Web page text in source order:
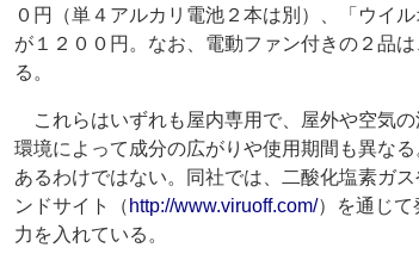
０円（単４アルカリ電池２本は別）、「ウイ
が１２００円。なお、電動ファン付きの２品
る。
これらはいずれも屋内専用で、屋外や空気
環境によって成分の広がりや使用期間も異な
あるわけではない。同社では、二酸化塩素ガ
ンドサイト（ http://www.viruoff.com/）を通じて
力を入れている。